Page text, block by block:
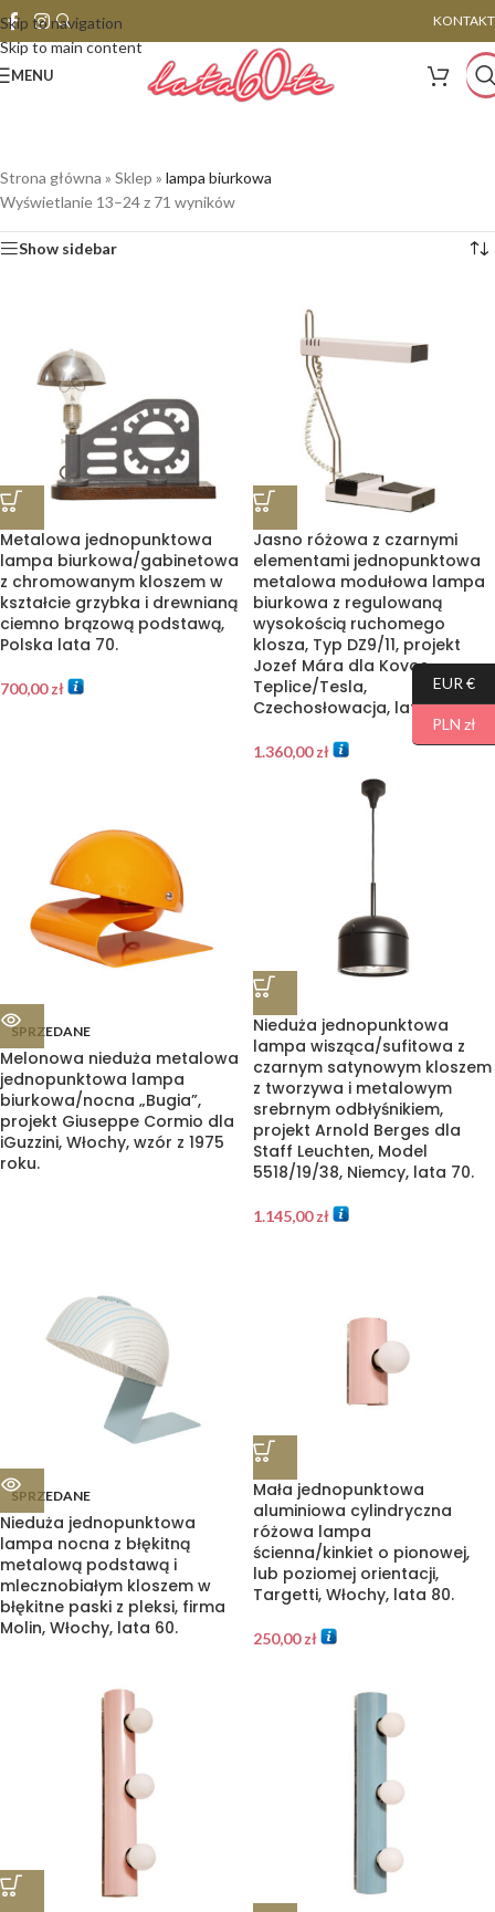
Skip to navigation
Skip to main content
KONTAKT
MENU
Strona główna » Sklep » lampa biurkowa
Wyświetlanie 13–24 z 71 wyników
Show sidebar
Metalowa jednopunktowa
lampa biurkowa/gabinetowa
z chromowanym kloszem w
kształcie grzybka i drewnianą
ciemno brązową podstawą,
Polska lata 70.
700,00zł
Jasno różowa z czarnymi
elementami jednopunktowa
metalowa modułowa lampa
biurkowa z regulowaną
wysokością ruchomego
klosza, Typ DZ9/11, projekt
Jozef Mára dla Kovos
Teplice/Tesla,
Czechosłowacja, lata 70.
1.360,00zł
SPRZEDANE
Melonowa nieduża metalowa
jednopunktowa lampa
biurkowa/nocna „Bugia”,
projekt Giuseppe Cormio dla
iGuzzini, Włochy, wzór z 1975
roku.
Nieduża jednopunktowa
lampa wisząca/sufitowa z
czarnym satynowym kloszem
z tworzywa i metalowym
srebrnym odbłyśnikiem,
projekt Arnold Berges dla
Staff Leuchten, Model
5518/19/38, Niemcy, lata 70.
1.145,00zł
SPRZEDANE
Nieduża jednopunktowa
lampa nocna z błękitną
metalową podstawą i
mlecznobiałym kloszem w
błękitne paski z pleksi, firma
Molin, Włochy, lata 60.
Mała jednopunktowa
aluminiowa cylindryczna
różowa lampa
ścienna/kinkiet o pionowej,
lub poziomej orientacji,
Targetti, Włochy, lata 80.
250,00zł
EUR €
PLN zł